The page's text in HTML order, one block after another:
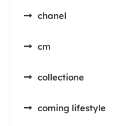
chanel
cm
collectione
coming lifestyle